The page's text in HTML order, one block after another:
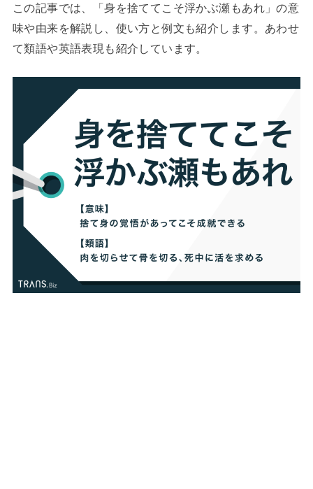
この記事では、「身を捨ててこそ浮かぶ瀬もあれ」の意
味や由来を解説し、使い方と例文も紹介します。あわせ
て類語や英語表現も紹介しています。